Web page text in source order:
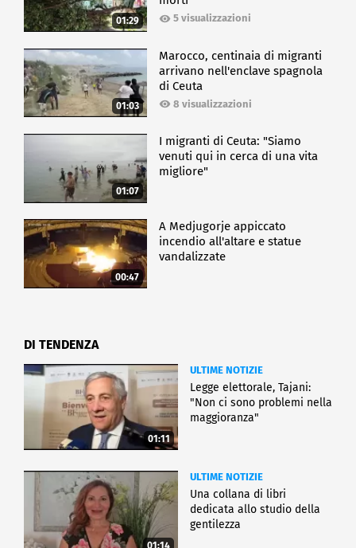
01:29 5 visualizzazioni
01:03
Marocco, centinaia di migranti
arrivano nell'enclave spagnola
di Ceuta
8 visualizzazioni
01:07
I migranti di Ceuta: "Siamo
venuti qui in cerca di una vita
migliore"
00:47
A Medjugorje appiccato
incendio all'altare e statue
vandalizzate
DI TENDENZA
01:11
ULTIME NOTIZIE
Legge elettorale, Tajani:
"Non ci sono problemi nella
maggioranza"
01:14
ULTIME NOTIZIE
Una collana di libri
dedicata allo studio della
gentilezza